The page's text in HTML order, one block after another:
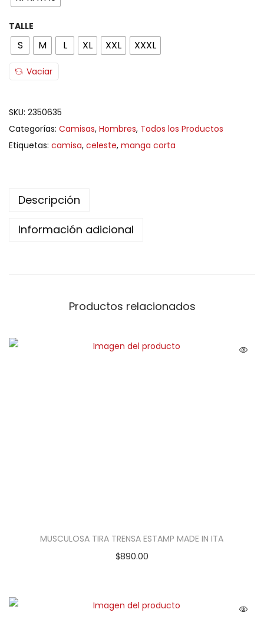
TALLE
S M L XL XXL XXXL
Vaciar
SKU: 2350635
Categorías: Camisas, Hombres, Todos los Productos
Etiquetas: camisa, celeste, manga corta
Descripción
Información adicional
Productos relacionados
MUSCULOSA TIRA TRENSA ESTAMP MADE IN ITA
$890.00